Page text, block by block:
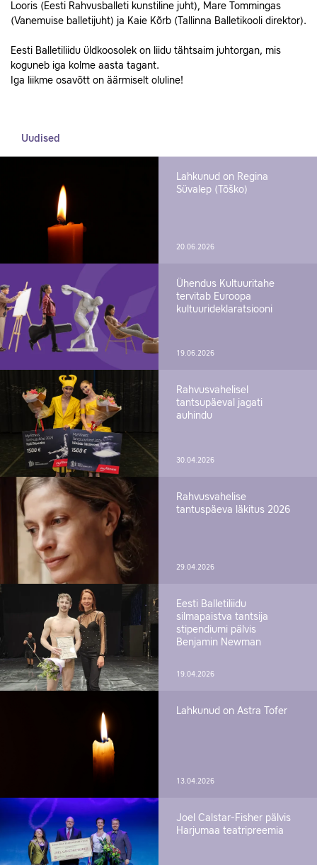
Looris (Eesti Rahvusballeti kunstiline juht), Mare Tommingas
(Vanemuise balletijuht) ja Kaie Kõrb (Tallinna Balletikooli direktor).
Eesti Balletiliidu üldkoosolek on liidu tähtsaim juhtorgan, mis
koguneb iga kolme aasta tagant.
Iga liikme osavõtt on äärmiselt oluline!
Uudised
Lahkunud on Regina
Süvalep (Tõško)
20.06.2026
Ühendus Kultuuritahe
tervitab Euroopa
kultuurideklaratsiooni
19.06.2026
Rahvusvahelisel
tantsupäeval jagati
auhindu
30.04.2026
Rahvusvahelise
tantuspäeva läkitus 2026
29.04.2026
Eesti Balletiliidu
silmapaistva tantsija
stipendiumi pälvis
Benjamin Newman
19.04.2026
Lahkunud on Astra Tofer
13.04.2026
Joel Calstar-Fisher pälvis
Harjumaa teatripreemia